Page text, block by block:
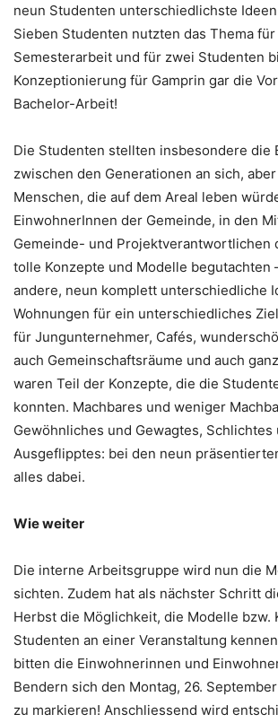
neun Studenten unterschiedlichste
Sieben Studenten nutzten das Thema
Semesterarbeit und für zwei Studenten
Konzeptionierung für Gamprin gar die
Bachelor-Arbeit!
Die Studenten stellten insbesondere die
zwischen den Generationen an sich,
Menschen, die auf dem Areal leben
EinwohnerInnen der Gemeinde, in den
Gemeinde- und Projektverantwortlichen
tolle Konzepte und Modelle begutachten
andere, neun komplett unterschiedliche
Wohnungen für ein unterschiedliches
für Jungunternehmer, Cafés,
auch Gemeinschaftsräume und auch
waren Teil der Konzepte, die die
konnten. Machbares und weniger
Gewöhnliches und Gewagtes, Schlichtes
Ausgeflipptes: bei den neun
alles dabei.
Wie weiter
Die interne Arbeitsgruppe wird nun die
sichten. Zudem hat als nächster Schritt
Herbst die Möglichkeit, die Modelle bzw.
Studenten an einer Veranstaltung
bitten die Einwohnerinnen und
Bendern sich den Montag, 26.
zu markieren! Anschliessend wird